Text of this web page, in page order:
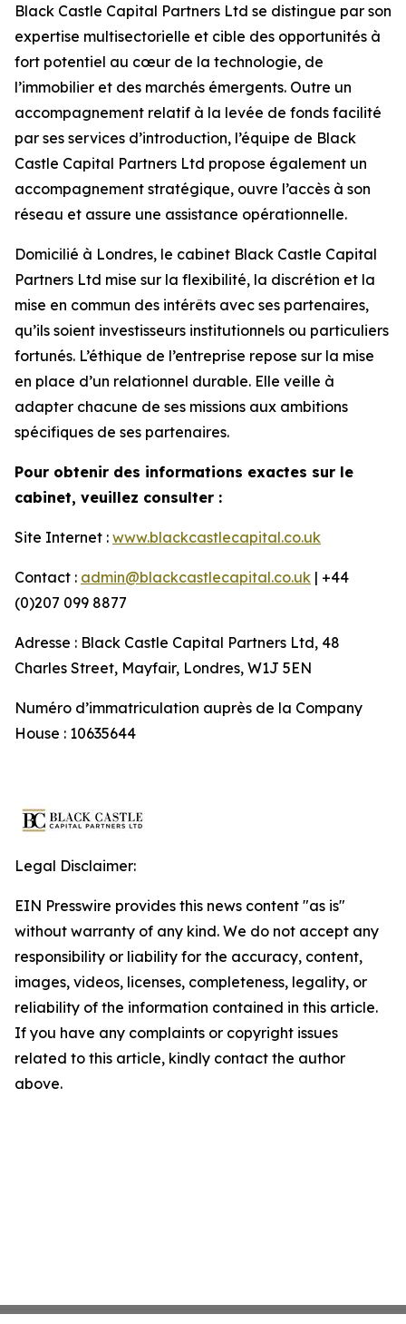
Black Castle Capital Partners Ltd se distingue par son
expertise multisectorielle et cible des opportunités à
fort potentiel au cœur de la technologie, de
l’immobilier et des marchés émergents. Outre un
accompagnement relatif à la levée de fonds facilité
par ses services d’introduction, l’équipe de Black
Castle Capital Partners Ltd propose également un
accompagnement stratégique, ouvre l’accès à son
réseau et assure une assistance opérationnelle.
Domicilié à Londres, le cabinet Black Castle Capital
Partners Ltd mise sur la flexibilité, la discrétion et la
mise en commun des intérêts avec ses partenaires,
qu’ils soient investisseurs institutionnels ou particuliers
fortunés. L’éthique de l’entreprise repose sur la mise
en place d’un relationnel durable. Elle veille à
adapter chacune de ses missions aux ambitions
spécifiques de ses partenaires.
Pour obtenir des informations exactes sur le
cabinet, veuillez consulter :
Site Internet : www.blackcastlecapital.co.uk
Contact : admin@blackcastlecapital.co.uk | +44
(0)207 099 8877
Adresse : Black Castle Capital Partners Ltd, 48
Charles Street, Mayfair, Londres, W1J 5EN
Numéro d’immatriculation auprès de la Company
House : 10635644
Legal Disclaimer:
EIN Presswire provides this news content "as is"
without warranty of any kind. We do not accept any
responsibility or liability for the accuracy, content,
images, videos, licenses, completeness, legality, or
reliability of the information contained in this article.
If you have any complaints or copyright issues
related to this article, kindly contact the author
above.